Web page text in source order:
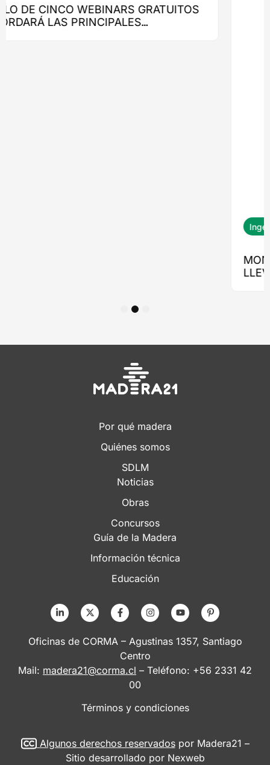
MONROY 2775: EL EDIFICIO QUE
LLEVARÁ LA MADERA ESTRUCTURAL AL
Por qué madera
Quiénes somos
SDLM
Noticias
Obras
Concursos
Guía de la Madera
Información técnica
Educación
Oficinas de CORMA – Agustinas 1357, Santiago
Centro
Mail: madera21@corma.cl – Teléfono: +56 2331 42
00
Términos y condiciones
Algunos derechos reservadospor Madera21 –
Sitio desarrollado por Nexweb